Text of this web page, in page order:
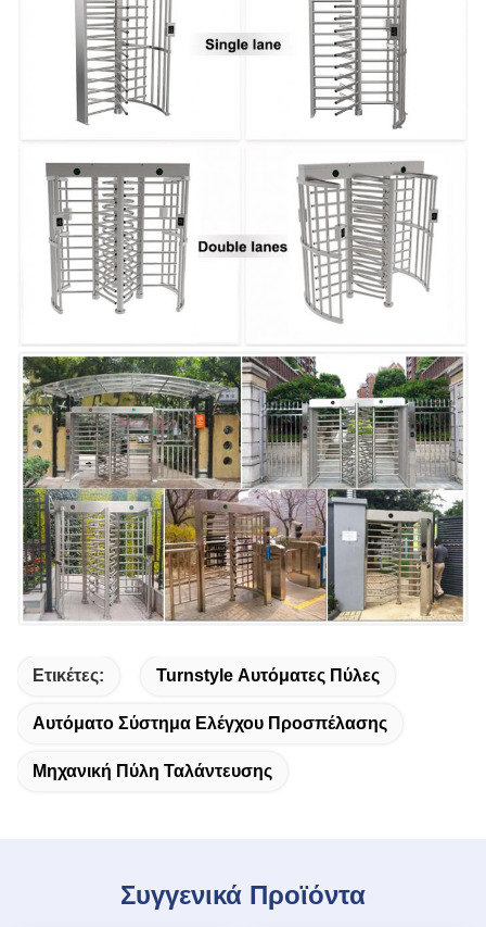
Ετικέτες: Turnstyle Αυτόματες Πύλες
Αυτόματο Σύστημα Ελέγχου Προσπέλασης
Μηχανική Πύλη Ταλάντευσης
Συγγενικά Προϊόντα